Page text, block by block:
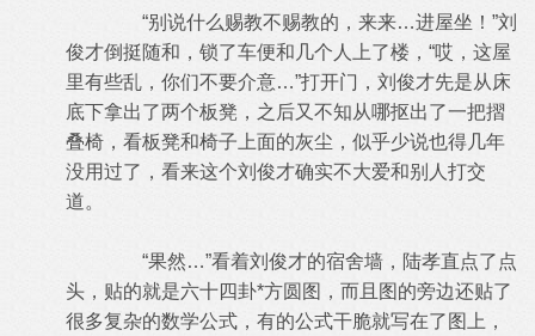
“别说什么赐教不赐教的，来来…进屋坐！”刘
俊才倒挺随和，锁了车便和几个人上了楼，“哎，这屋
里有些乱，你们不要介意…”打开门，刘俊才先是从床
底下拿出了两个板凳，之后又不知从哪抠出了一把摺
叠椅，看板凳和椅子上面的灰尘，似乎少说也得几年
没用过了，看来这个刘俊才确实不大爱和别人打交
道。
“果然…”看着刘俊才的宿舍墙，陆孝直点了点
头，贴的就是六十四卦*方圆图，而且图的旁边还贴了
很多复杂的数学公式，有的公式干脆就写在了图上，